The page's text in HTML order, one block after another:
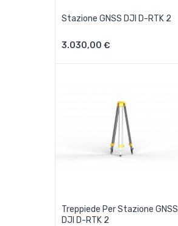
Stazione GNSS DJI D-RTK 2
3.030,00 €
Treppiede Per Stazione GNSS
DJI D-RTK 2Aggiungi Al Carrello